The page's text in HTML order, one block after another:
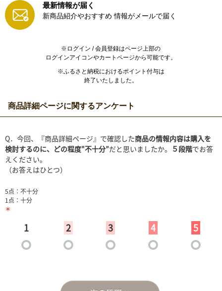
最新情報が届く
新商品紹介やおすすめ 情報がメールで届く
※ログイン / 会員登録はページ上部の
ログインアイコンやカートページから可能です。
※ふるさと納税におけるポイント付与は
終了いたしました。
商品詳細ページに関するアンケート